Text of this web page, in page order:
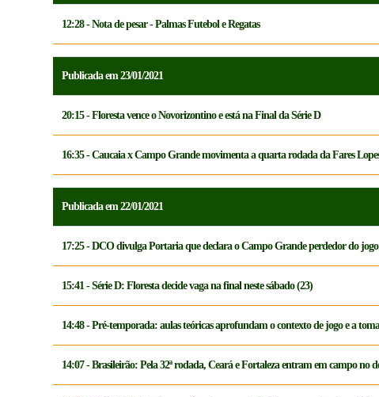
12:28 - Nota de pesar - Palmas Futebol e Regatas
Publicada em 23/01/2021
20:15 - Floresta vence o Novorizontino e está na Final da Série D
16:35 - Caucaia x Campo Grande movimenta a quarta rodada da Fares
Publicada em 22/01/2021
17:25 - DCO divulga Portaria que declara o Campo Grande perdedor do
15:41 - Série D: Floresta decide vaga na final neste sábado (23)
14:48 - Pré-temporada: aulas teóricas aprofundam o contexto de jogo e a
14:07 - Brasileirão: Pela 32ª rodada, Ceará e Fortaleza entram em campo no